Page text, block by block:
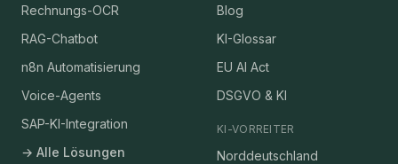
Rechnungs-OCR
RAG-Chatbot
n8n Automatisierung
Voice-Agents
SAP-KI-Integration
→ Alle Lösungen
Blog
KI-Glossar
EU AI Act
DSGVO & KI
KI-VORREITER
Norddeutschland